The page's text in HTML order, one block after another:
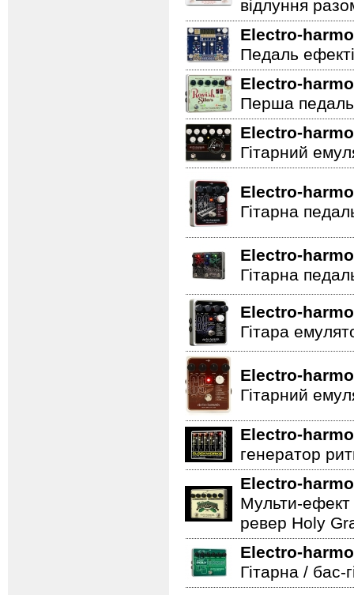
відлуння
Electro-
Педаль
Electro-
Перша
Electro-
Гітарний
Electro-
Гітарна
Electro-
Гітарна
Electro-
Гітара
Electro-
Гітарний
Electro-
генератор
Electro-
Мульти-ефект
ревер Holy
Electro-
Гітарна / бас-